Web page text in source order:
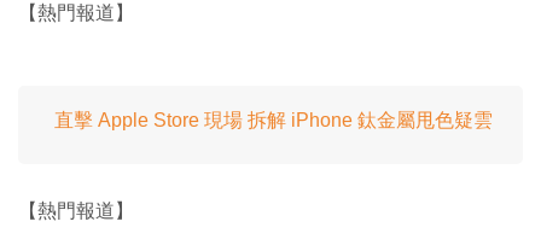
【熱門報道】
直擊 Apple Store 現場 拆解 iPhone 鈦金屬甩色疑雲
【熱門報道】